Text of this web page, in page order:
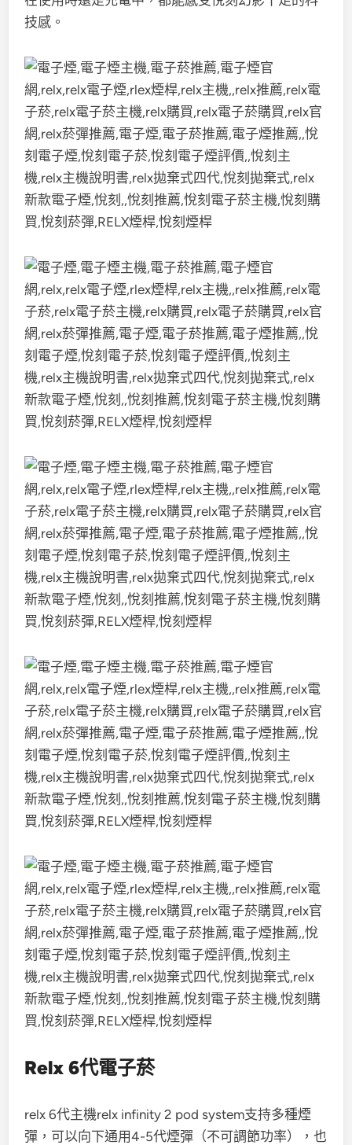
技感。
Relx 6代電子菸
relx 6代主機relx infinity 2 pod system支持多種煙
彈，可以向下通用4-5代煙彈（不可調節功率），也